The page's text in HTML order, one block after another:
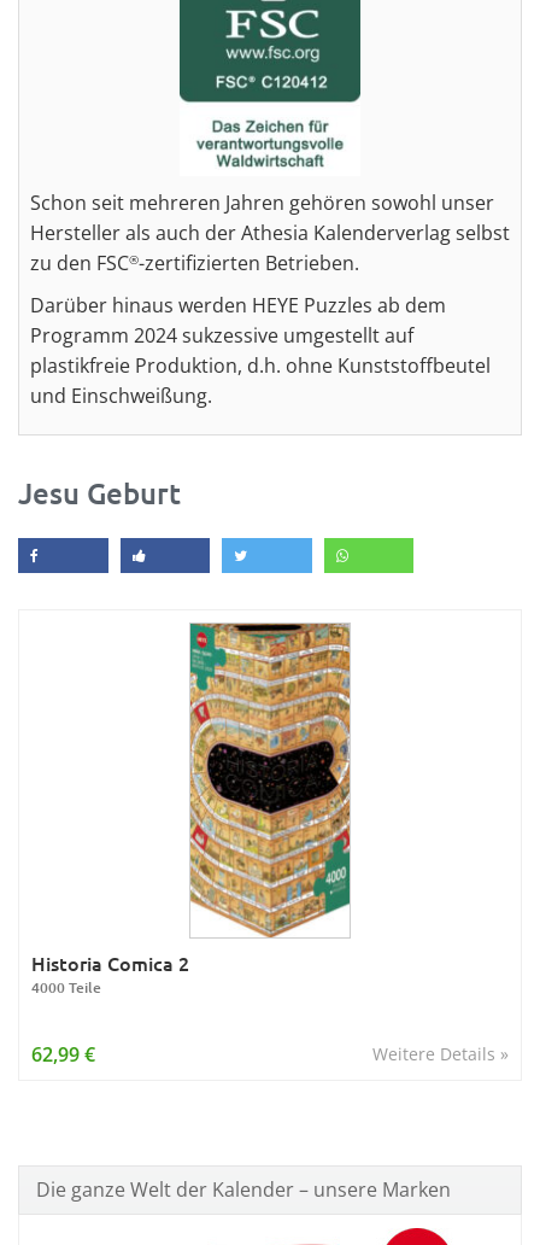
Schon seit mehreren Jahren gehören sowohl unser
Hersteller als auch der Athesia Kalenderverlag selbst
zu den FSC®-zertifizierten Betrieben.
Darüber hinaus werden HEYE Puzzles ab dem
Programm 2024 sukzessive umgestellt auf
plastikfreie Produktion, d.h. ohne Kunststoffbeutel
und Einschweißung.
Jesu Geburt
Historia Comica 2
4000 Teile
Weitere Details »
62,99 €
Die ganze Welt der Kalender – unsere Marken